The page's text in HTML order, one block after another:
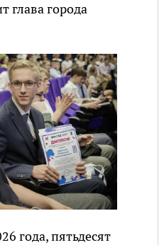
глава города
года, пятьдесят